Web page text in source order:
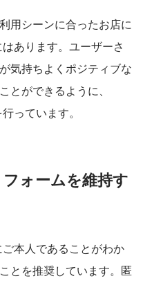
用シーンに合ったお店に
あります。ユーザーさ
気持ちよくポジティブな
とができるように、
っています。
ォームを維持す
本人であることがわか
とを推奨しています。匿